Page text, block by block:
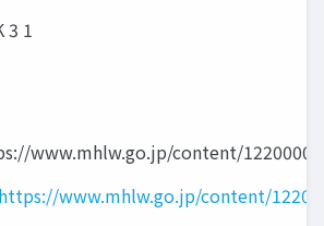
3 1
www.mhlw.go.jp/content/
https://www.mhlw.go.jp/content/